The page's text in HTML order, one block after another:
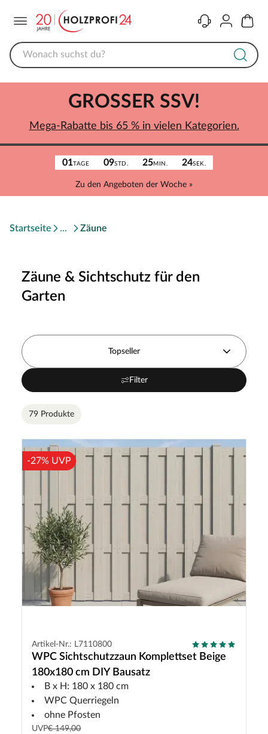
KontaktKonto
01TAGE 09STD. 25MIN. 24SEK.
Zu den Angeboten der Woche »
GROSSER SSV!
Mega-Rabatte bis 65 % in vielen Kategorien.
Startseite Zäune
Zäune & Sichtschutz für den
Garten
Topseller
Filter
79 Produkte
-27% UVP
Artikel-Nr.: L7110800
WPC Sichtschutzzaun Komplettset Beige
180x180 cm DIY Bausatz
B x H: 180 x 180 cm
WPC Querriegeln
ohne Pfosten
UVP€ 149,00